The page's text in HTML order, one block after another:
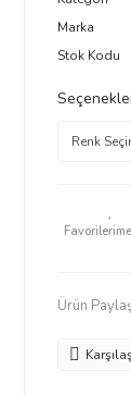
Marka
Stok Kodu
Ürün